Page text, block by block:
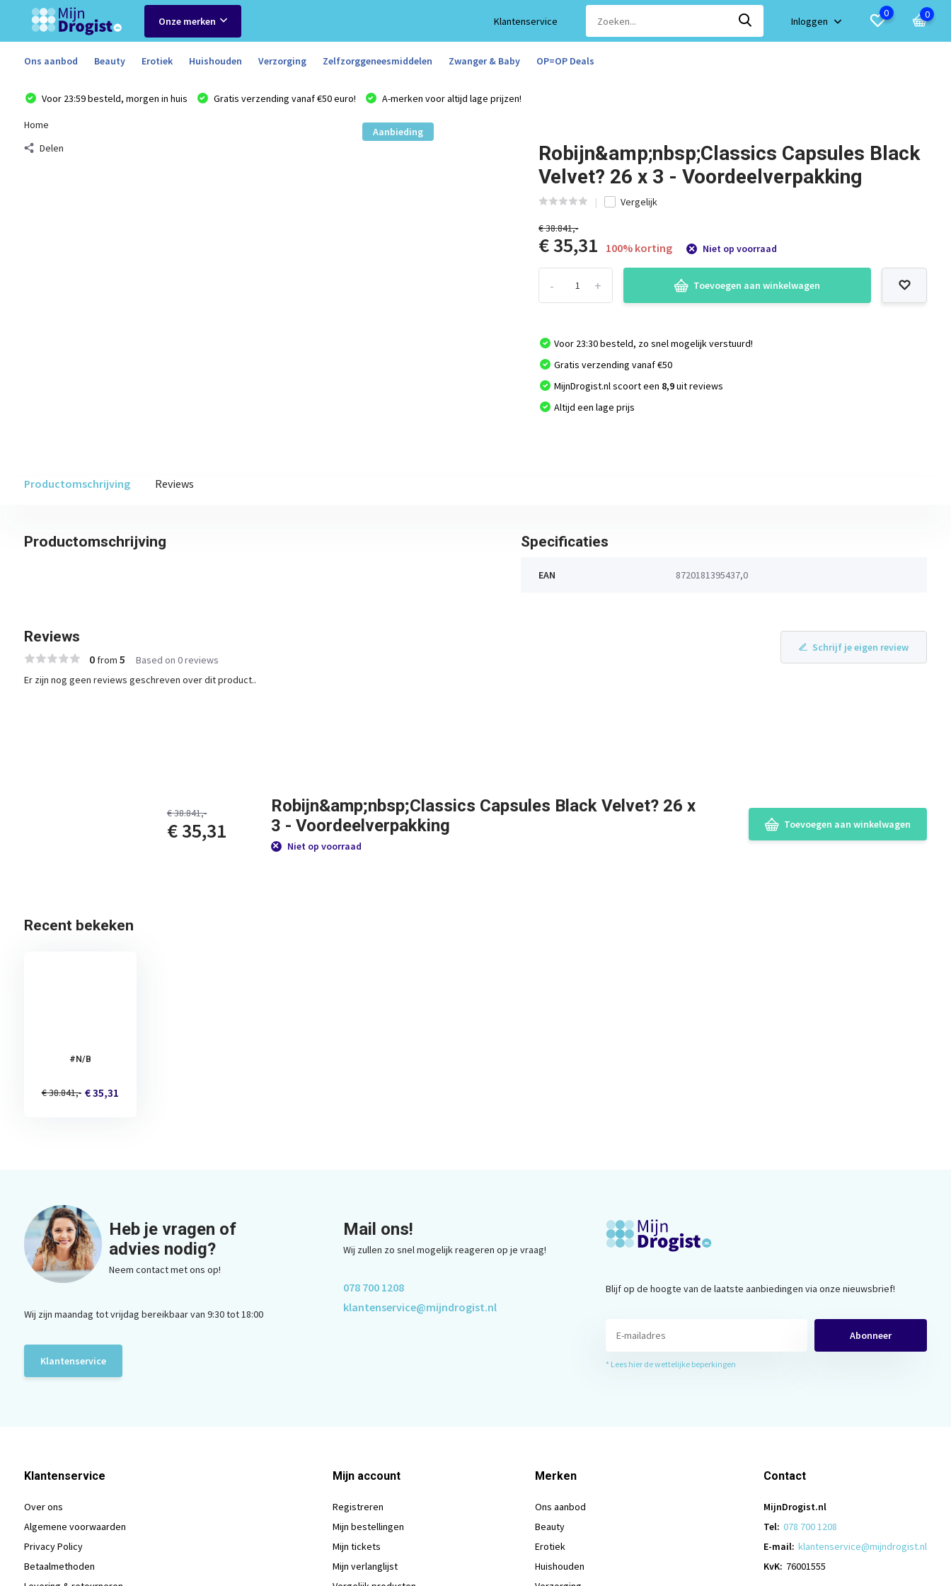
Onze merken Klantenservice Inloggen
0 0
Ons aanbod Beauty Erotiek Huishouden Verzorging Zelfzorggeneesmiddelen Zwanger & Baby OP=OP Deals
Voor 23:59 besteld, morgen in huis Gratis verzending vanaf €50 euro! A-merken voor altijd lage prijzen!
Home
Aanbieding
Delen
Robijn&amp;nbsp;Classics Capsules Black
Velvet? 26 x 3 - Voordeelverpakking
Vergelijk
€ 38.841,-
€ 35,31 100% korting Niet op voorraad
+
- Toevoegen aan winkelwagen
Voor 23:30 besteld, zo snel mogelijk verstuurd!
Gratis verzending vanaf €50
MijnDrogist.nl scoort een 8,9uit reviews
Altijd een lage prijs
Productomschrijving Reviews
Productomschrijving Specificaties
EAN 8720181395437,0
Reviews
0from 5 Based on 0 reviews
Schrijf je eigen review
Er zijn nog geen reviews geschreven over dit product..
€ 38.841,-
€ 35,31
Robijn&amp;nbsp;Classics Capsules Black Velvet? 26 x
3 - Voordeelverpakking
Niet op voorraad
Toevoegen aan winkelwagen
Recent bekeken
#N/B
€ 38.841,- € 35,31
Heb je vragen of
advies nodig?
Neem contact met ons op!
Wij zijn maandag tot vrijdag bereikbaar van 9:30 tot 18:00
Klantenservice
Mail ons!
Wij zullen zo snel mogelijk reageren op je vraag!
078 700 1208
klantenservice@mijndrogist.nl
Blijf op de hoogte van de laatste aanbiedingen via onze nieuwsbrief!
Abonneer
* Lees hier de wettelijke beperkingen
Klantenservice
Over ons
Algemene voorwaarden
Privacy Policy
Betaalmethoden
Mijn account
Registreren
Mijn bestellingen
Mijn tickets
Mijn verlanglijst
Merken
Ons aanbod
Beauty
Erotiek
Huishouden
Contact
MijnDrogist.nl
Tel: 078 700 1208
E-mail: klantenservice@mijndrogist.nl
KvK: 76001555